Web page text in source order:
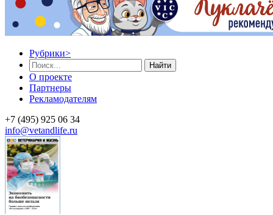
Рубрики>
Найти
О проекте
Партнеры
Рекламодателям
+7 (495) 925 06 34
info@vetandlife.ru